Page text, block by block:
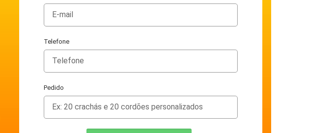
Telefone
Pedido